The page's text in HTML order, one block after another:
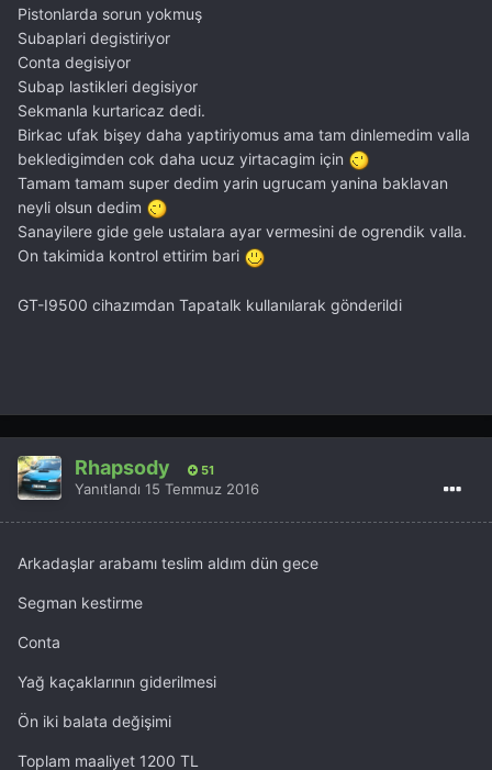
Pistonlarda sorun yokmuş
Subaplari degistiriyor
Conta degisiyor
Subap lastikleri degisiyor
Sekmanla kurtaricaz dedi.
Birkac ufak bişey daha yaptiriyomus ama tam dinlemedim valla
bekledigimden cok daha ucuz yirtacagim için
Tamam tamam super dedim yarin ugrucam yanina baklavan
neyli olsun dedim
Sanayilere gide gele ustalara ayar vermesini de ogrendik valla.
On takimida kontrol ettirim bari
GT-I9500 cihazımdan Tapatalk kullanılarak gönderildi
Rhapsody 51
Yanıtlandı 15 Temmuz 2016
Arkadaşlar arabamı teslim aldım dün gece
Segman kestirme
Conta
Yağ kaçaklarının giderilmesi
Ön iki balata değişimi
Toplam maaliyet 1200 TL